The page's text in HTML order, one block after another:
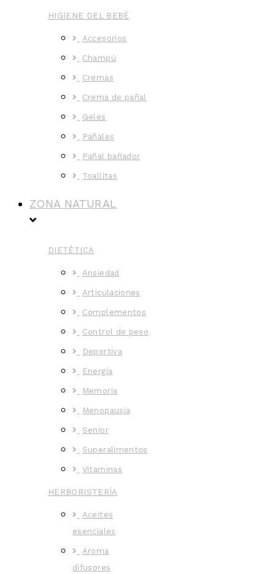
HIGIENE DEL BEBÉ
Accesorios
Champú
Cremas
Crema de pañal
Geles
Pañales
Pañal bañador
Toallitas
ZONA NATURAL
DIETÉTICA
Ansiedad
Articulaciones
Complementos
Control de peso
Deportiva
Energía
Memoria
Menopausia
Senior
Superalimentos
Vitaminas
HERBORISTERÍA
Aceites
esenciales
Aroma
difusores